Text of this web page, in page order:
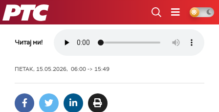
РТС
Читај ми!
ПЕТАК, 15.05.2026, 06:00 -> 15:49